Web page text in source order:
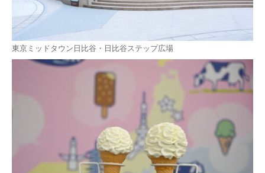
東京ミッドタウン日比谷・日比谷ステップ広場